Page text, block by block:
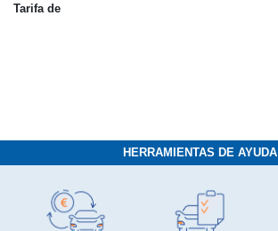
Tarifa de
HERRAMIENTAS DE AYUDA